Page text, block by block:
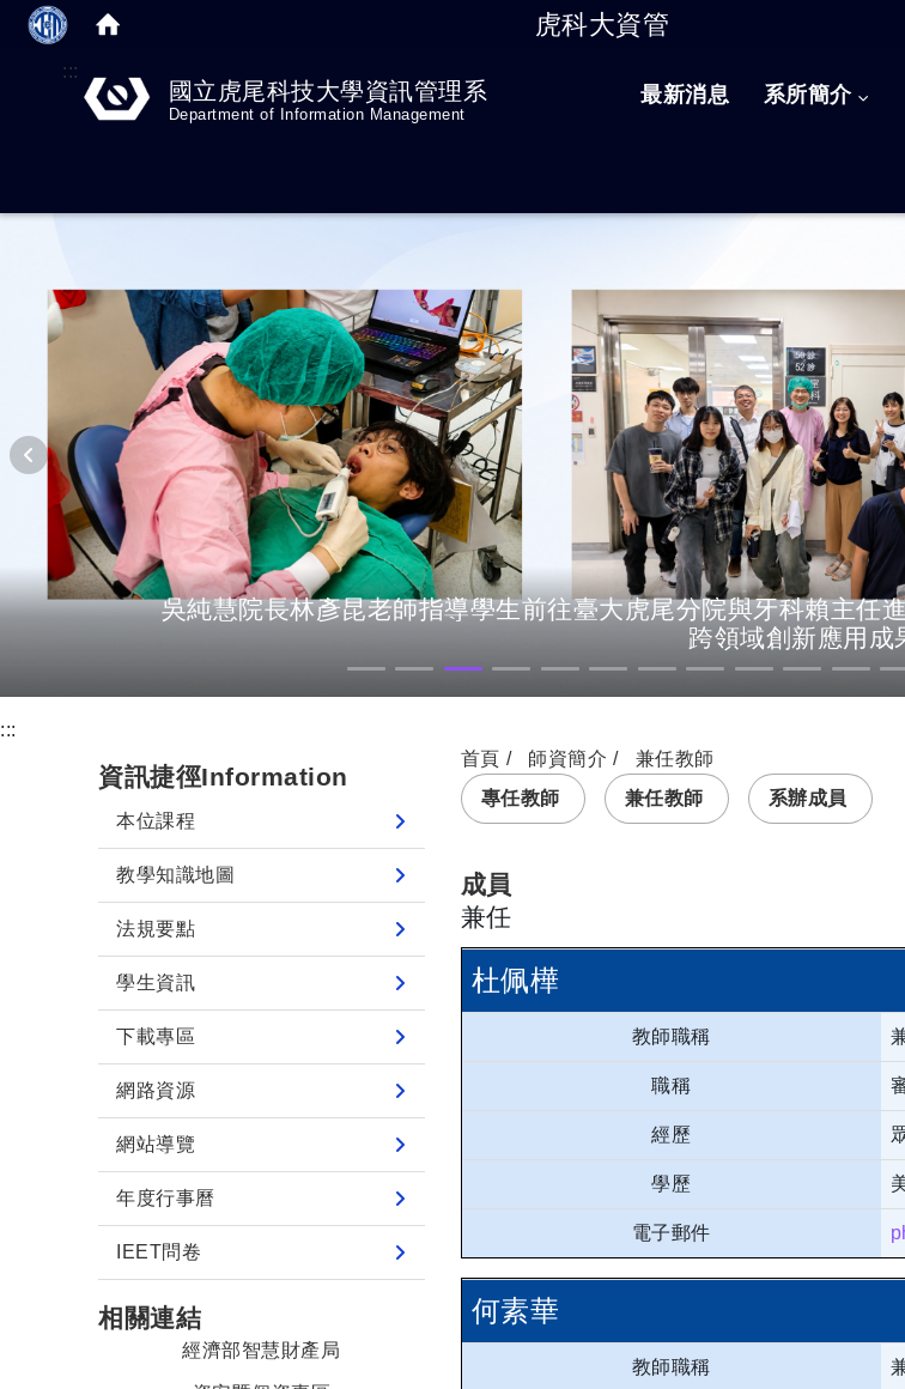
虎科大資管
跳到主要內容
:::
國立虎尾科技大學資訊管理系
Department of Information Management
最新消息 系所簡介
吳純慧院長林彥昆老師指導學生前往臺大虎尾分院與牙科賴主任
跨領域創新應用成
:::
資訊捷徑Information
本位課程
教學知識地圖
法規要點
學生資訊
下載專區
網路資源
網站導覽
年度行事曆
IEET問卷
相關連結
經濟部智慧財產局
首頁 師資簡介
兼任教師
專任教師
兼任教師 系辦成員
成員
兼任
杜佩樺
教師職稱
職稱
經歷
學歷
電子郵件
何素華
教師職稱